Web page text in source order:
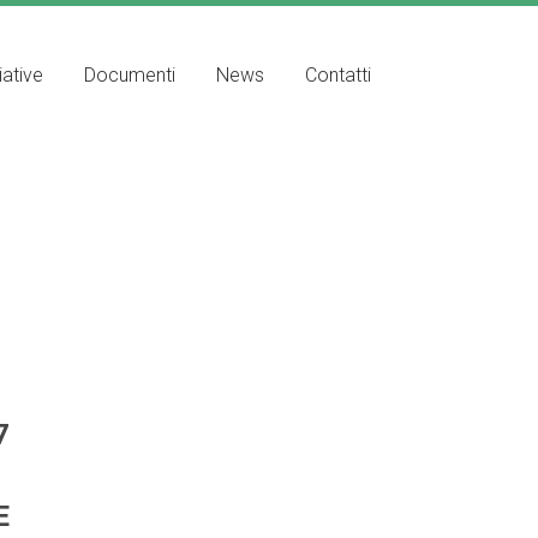
Documenti News Contatti